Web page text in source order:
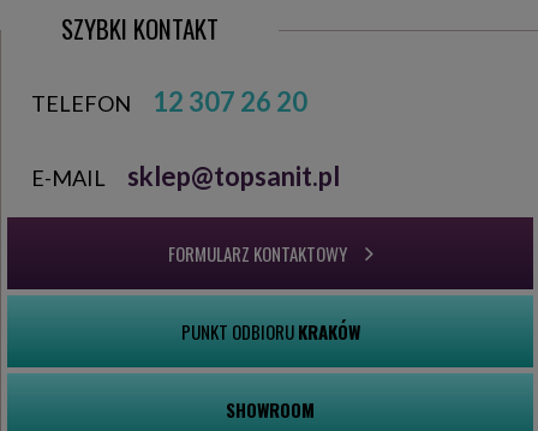
SZYBKI KONTAKT
TELEFON 12 307 26 20
E-MAIL sklep@topsanit.pl
FORMULARZ KONTAKTOWY
PUNKT ODBIORUKRAKÓW
SHOWROOM